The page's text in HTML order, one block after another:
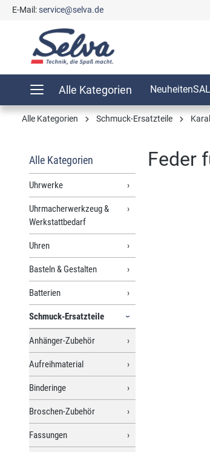
Zur Hauptnavigation springen
E-Mail:service@selva.de
Alle Kategorien Neuheiten
Alle Kategorien Schmuck-Ersatzteile
Alle Kategorien
Uhrwerke
Uhrmacherwerkzeug &
Werkstattbedarf
Uhren
Basteln & Gestalten
Batterien
Schmuck-Ersatzteile
Anhänger-Zubehör
Aufreihmaterial
Binderinge
Broschen-Zubehör
Fassungen
Feder